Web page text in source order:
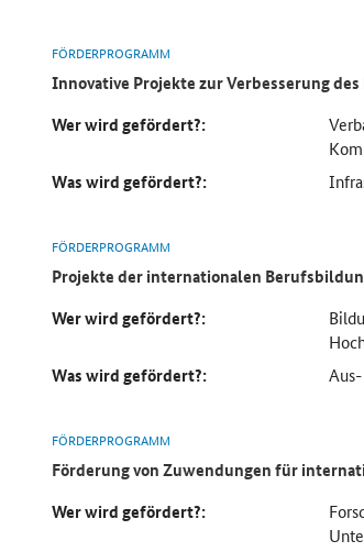
FÖRDERPROGRAMM
Innovative Projekte zur Verbesserung
Wer wird gefördert?:
Was wird gefördert?:
FÖRDERPROGRAMM
Projekte der internationalen
Wer wird gefördert?:
Was wird gefördert?:
FÖRDERPROGRAMM
Förderung von Zuwendungen für
Wer wird gefördert?: